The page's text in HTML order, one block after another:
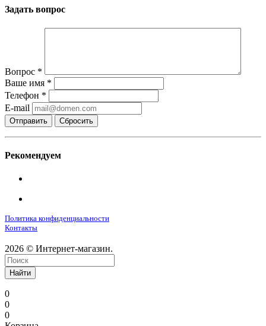
Задать вопрос
Вопрос *
Ваше имя *
Телефон *
E-mail
Сбросить
Рекомендуем
Политика конфиденциальности
Контакты
2026 © Интернет-магазин.
Найти
0
0
0